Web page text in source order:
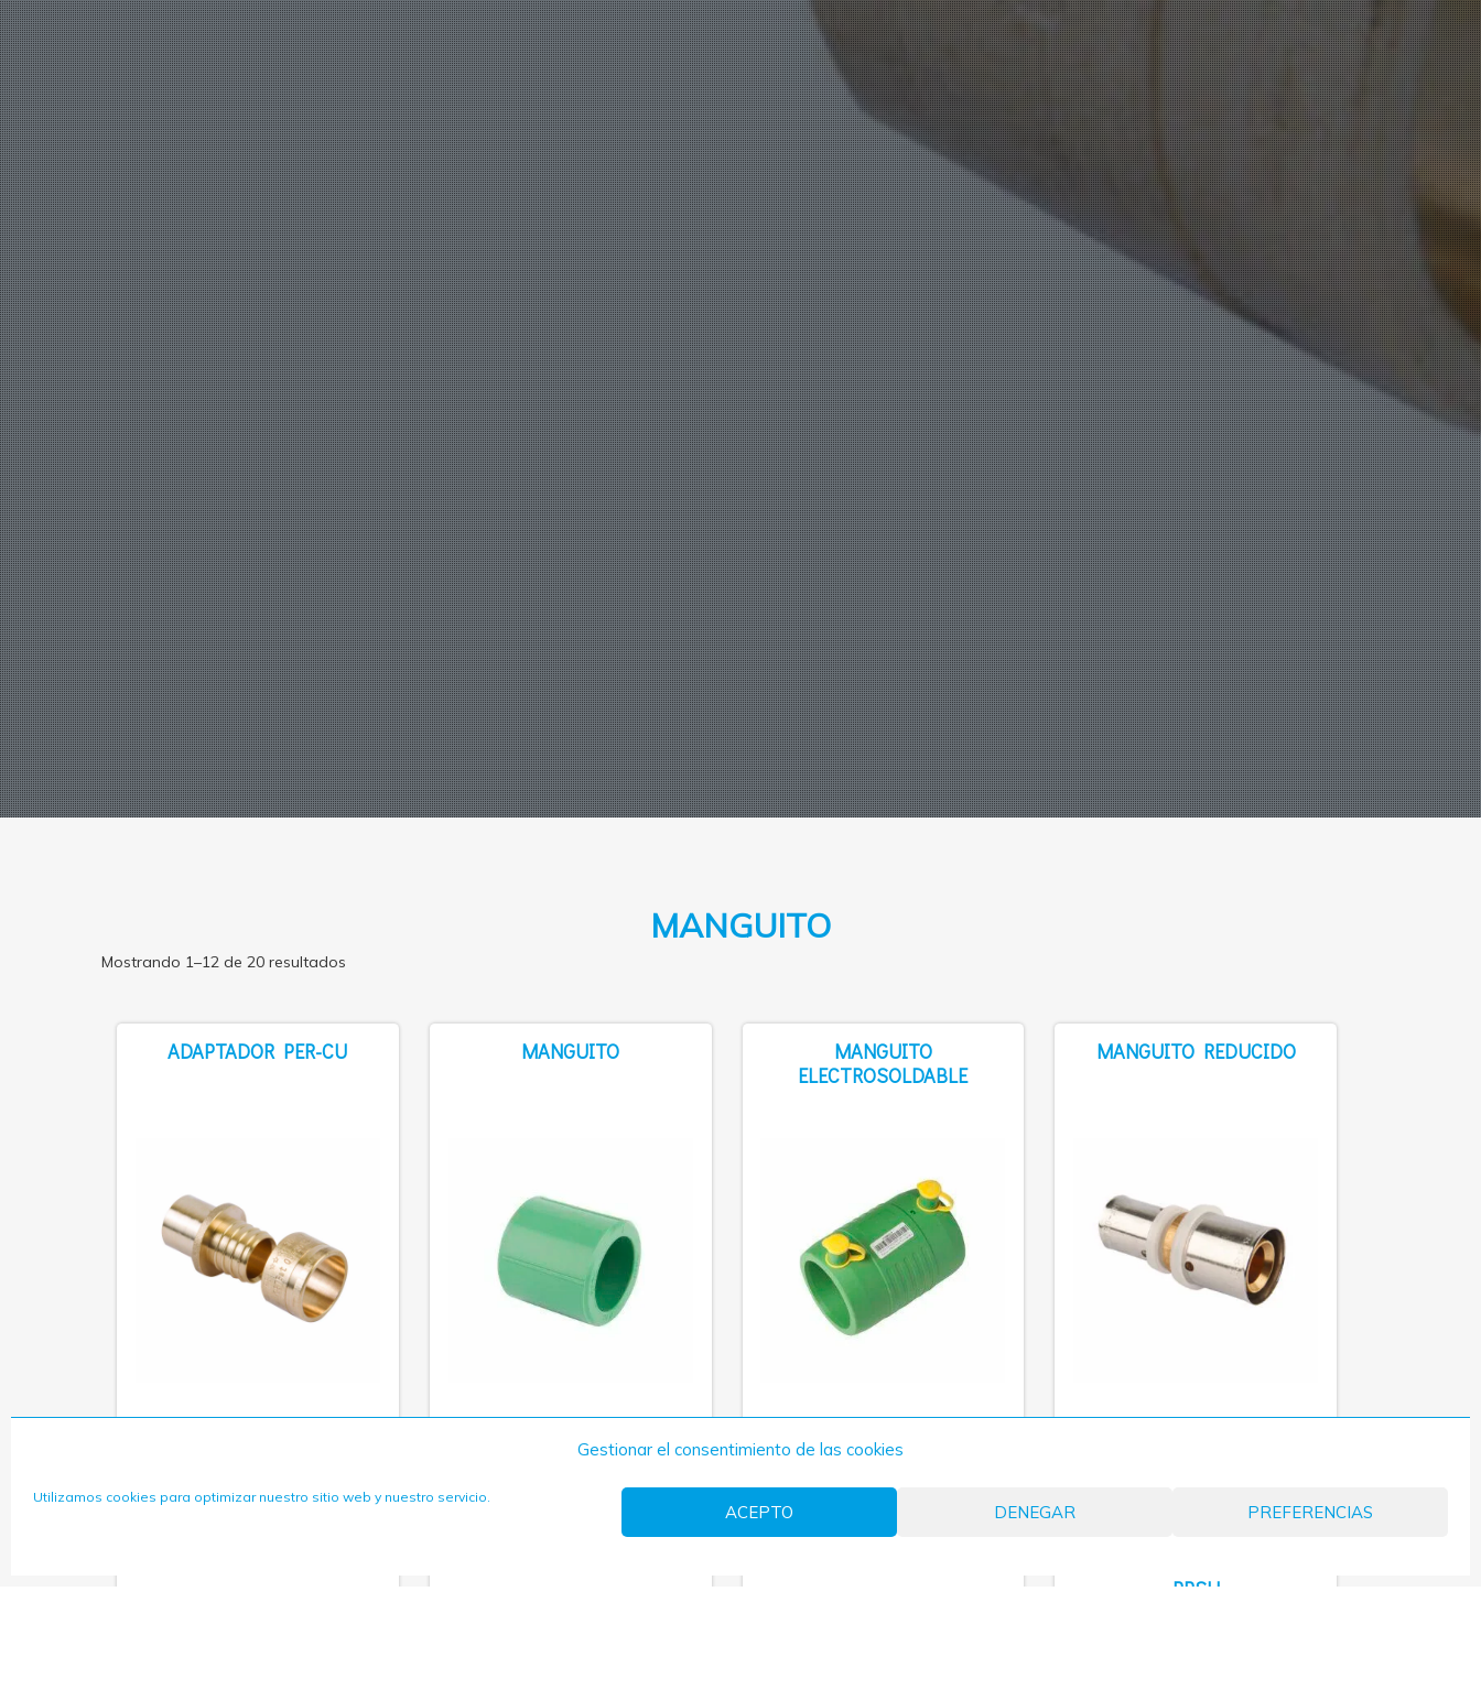
Gestionar el consentimiento de las cookies
Utilizamos cookies para optimizar nuestro sitio web y nuestro servicio.
ACEPTO DENEGAR PREFERENCIAS
MANGUITO
Mostrando 1–12 de 20 resultados
ADAPTADOR PER-CU MANGUITO
MÁS INFORMACIÓN
MANGUITO
ELECTROSOLDABLE
MÁS INFORMACIÓN
MANGUITO REDUCIDO
MANGUITO REDUCIDO MANGUITO REDUCIDO
PPSU